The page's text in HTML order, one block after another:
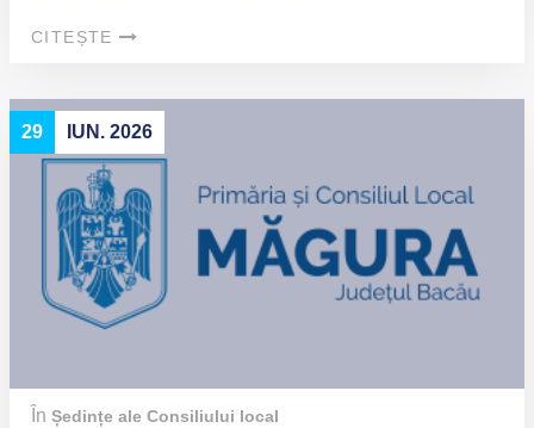
CITEȘTE
29 IUN. 2026
În Ședințe ale Consiliului local